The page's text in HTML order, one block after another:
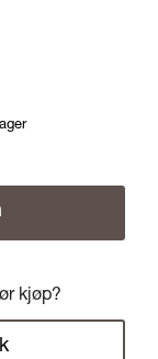
kjøp?